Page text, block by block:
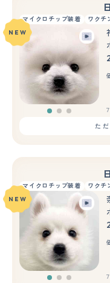
マイクロチップ装着 ワクチ
NEW
た
マイクロチップ装着 ワクチ
NEW